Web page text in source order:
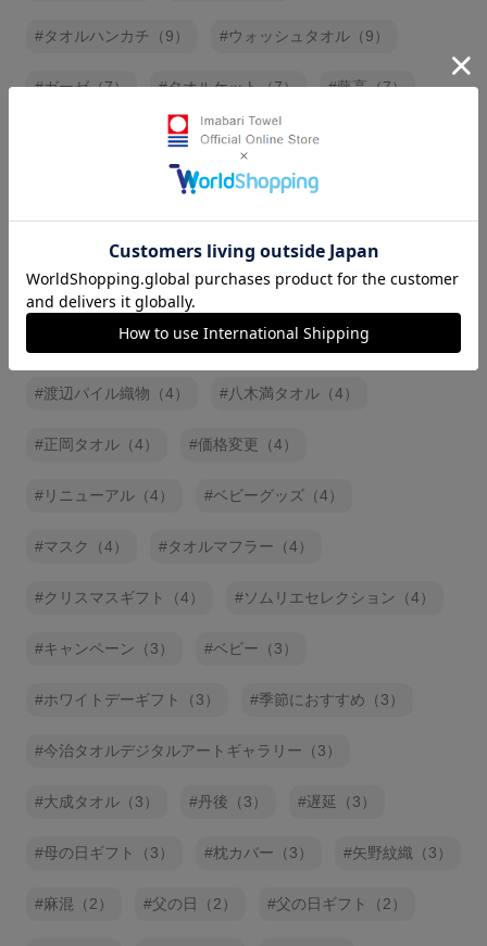
タオルハンカチ（9） ウォッシュタオル（9）
ガーゼ（7） タオルケット（7） 藤高（7）
海野尾タオル（7） 工房織座（6）
出荷停止（6）
トップファクトリー今治（6） オーガニック（6）
ハートウェル（5） ハンカチ（5）
大磯タオル（5） 白いタオルのギフトセット（5）
渡辺パイル織物（4） 八木満タオル（4）
正岡タオル（4） 価格変更（4）
リニューアル（4） ベビーグッズ（4）
マスク（4） タオルマフラー（4）
クリスマスギフト（4） ソムリエセレクション（4）
キャンペーン（3） ベビー（3）
ホワイトデーギフト（3） 季節におすすめ（3）
今治タオルデジタルアートギャラリー（3）
大成タオル（3） 丹後（3） 遅延（3）
母の日ギフト（3） 枕カバー（3） 矢野紋織（3）
麻混（2） 父の日（2） 父の日ギフト（2）